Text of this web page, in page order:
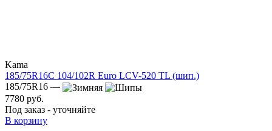
Kama
185/75R16C 104/102R Euro LCV-520 TL (шип.)
185/75R16 —
7780 руб.
Под заказ - уточняйте
В корзину